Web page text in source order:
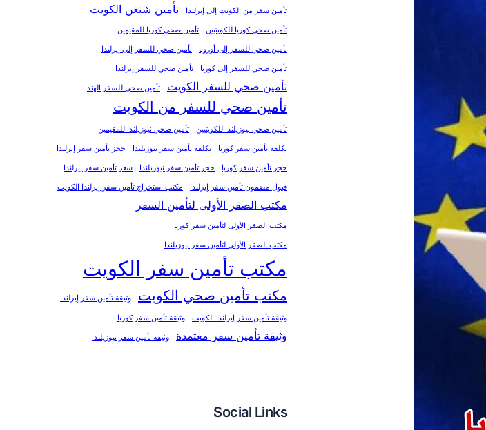
تأمين سفر من الكويت إلى إيرلندا تأمين شنغن الكويت
تأمين صحي كوريا للكويتيين تأمين صحي كوريا للمقيمين
تأمين صحي للسفر إلى أوروبا تأمين صحي للسفر إلى إيرلندا
تأمين صحي للسفر إلى كوريا تأمين صحي للسفر إيرلندا
تأمين صحي للسفر الكويت تأمين صحي للسفر الهند
تأمين صحي للسفر من الكويت
تأمين صحي نيوزيلندا للكويتيين تأمين صحي نيوزيلندا للمقيمين
تكلفة تأمين سفر كوريا تكلفة تأمين سفر نيوزيلندا حجز تأمين سفر إيرلندا
حجز تأمين سفر كوريا حجز تأمين سفر نيوزيلندا سعر تأمين سفر إيرلندا
قبول مضمون تأمين سفر إيرلندا مكتب استخراج تأمين سفر إيرلندا الكويت
مكتب الصقر الأولى لتأمين السفر
مكتب الصقر الأولى لتأمين سفر كوريا
مكتب الصقر الأولى لتأمين سفر نيوزيلندا
مكتب تأمين سفر الكويت
مكتب تأمين صحي الكويت وثيقة تأمين سفر إيرلندا
وثيقة تأمين سفر إيرلندا الكويت وثيقة تأمين سفر كوريا
وثيقة تأمين سفر معتمدة وثيقة تأمين سفر نيوزيلندا
Social Links